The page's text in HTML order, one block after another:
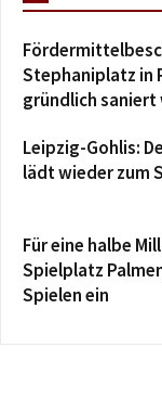
Stephaniplatz in
gründlich saniert
Leipzig-Gohlis:
lädt wieder zum
Für eine halbe
Spielplatz
Spielen ein